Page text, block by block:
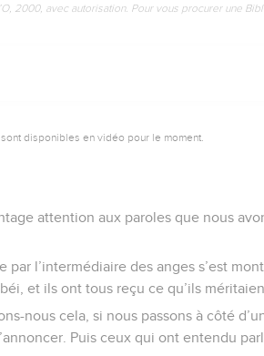
2000, avec autorisation. Pour vous procurer une
disponibles en vidéo pour le moment.
attention aux paroles que nous
par l’intermédiaire des anges s’est
et ils ont tous reçu ce qu’ils
nous cela, si nous passons à côté
Puis ceux qui ont entendu